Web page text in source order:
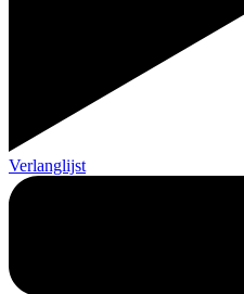
Verlanglijst